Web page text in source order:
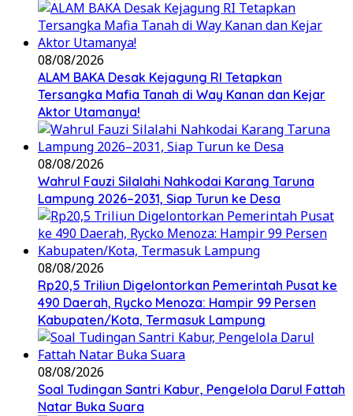
08/08/2026
ALAM BAKA Desak Kejagung RI Tetapkan
Tersangka Mafia Tanah di Way Kanan dan Kejar
Aktor Utamanya!
08/08/2026
Wahrul Fauzi Silalahi Nahkodai Karang Taruna
Lampung 2026–2031, Siap Turun ke Desa
08/08/2026
Rp20,5 Triliun Digelontorkan Pemerintah Pusat ke
490 Daerah, Rycko Menoza: Hampir 99 Persen
Kabupaten/Kota, Termasuk Lampung
08/08/2026
Soal Tudingan Santri Kabur, Pengelola Darul Fattah
Natar Buka Suara